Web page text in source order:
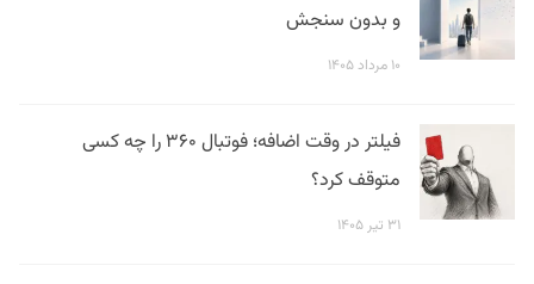
و بدون سنجش
۱۰ مرداد ۱۴۰۵
فیلتر در وقت اضافه؛ فوتبال ۳۶۰ را چه کسی
متوقف کرد؟
۳۱ تیر ۱۴۰۵